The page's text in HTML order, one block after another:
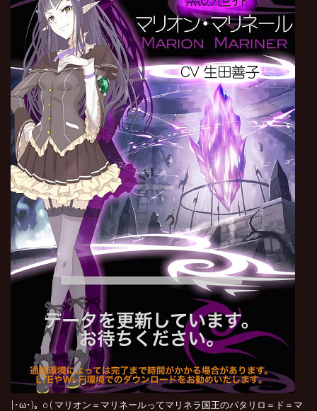
|･ω･)。o ( マリオン＝マリネールってマリネラ国王のパタリロ＝ド＝マ